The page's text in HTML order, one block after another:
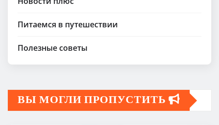
Питаемся в путешествии
Полезные советы
ВЫ МОГЛИ ПРОПУСТИТЬ